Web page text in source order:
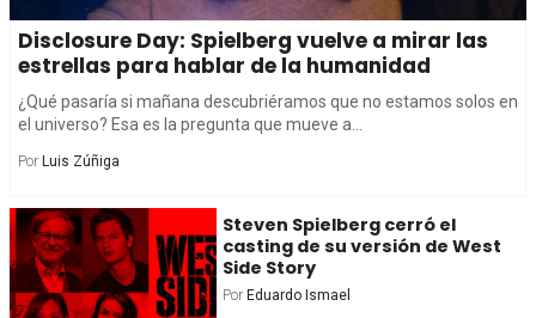
Disclosure Day: Spielberg vuelve a mirar las
estrellas para hablar de la humanidad
¿Qué pasaría si mañana descubriéramos que no estamos solos en
el universo? Esa es la pregunta que mueve a...
Por Luis Zúñiga
Steven Spielberg cerró el
casting de su versión de West
Side Story
Por Eduardo Ismael